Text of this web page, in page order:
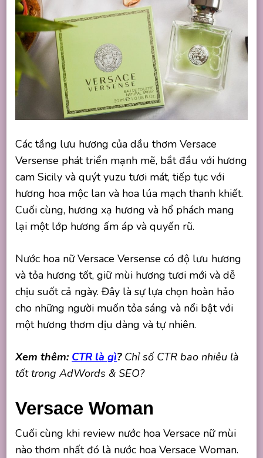
Các tầng lưu hương của dầu thơm Versace
Versense phát triển mạnh mẽ, bắt đầu với hương
cam Sicily và quýt yuzu tươi mát, tiếp tục với
hương hoa mộc lan và hoa lúa mạch thanh khiết.
Cuối cùng, hương xạ hương và hổ phách mang
lại một lớp hương ấm áp và quyến rũ.
Nước hoa nữ Versace Versense có độ lưu hương
và tỏa hương tốt, giữ mùi hương tươi mới và dễ
chịu suốt cả ngày. Đây là sự lựa chọn hoàn hảo
cho những người muốn tỏa sáng và nổi bật với
một hương thơm dịu dàng và tự nhiên.
Xem thêm: CTR là gì?Chỉ số CTR bao nhiêu là
tốt trong AdWords & SEO?
Versace Woman
Cuối cùng khi review nước hoa Versace nữ mùi
nào thơm nhất đó là nước hoa Versace Woman.